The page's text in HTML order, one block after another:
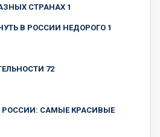
СТРАНАХ 1
В РОССИИ НЕДОРОГО 1
72
РОССИИ: САМЫЕ КРАСИВЫЕ